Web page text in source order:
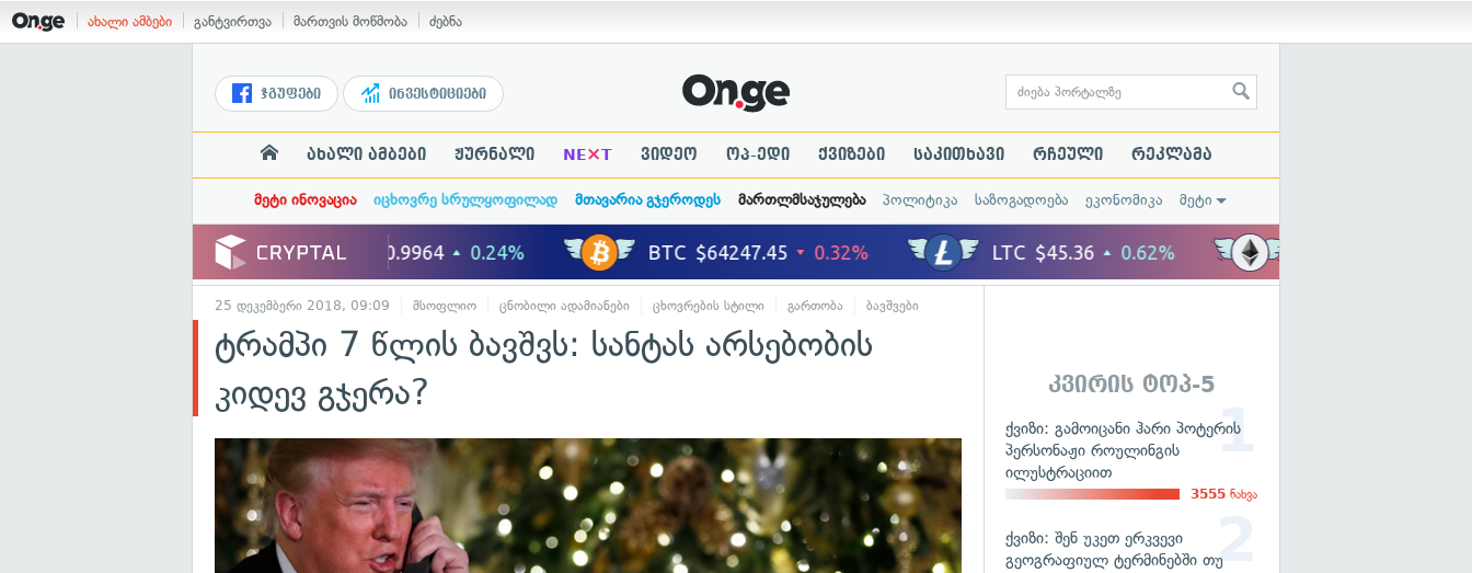
ახალი ამბები განტვირთვა მართვის მოწმობა ძებნა
ჯგუფები ინვესტიციები
ახალი ამბები ჟურნალი NE×T ვიდეო ოპ-ედი ქვიზები საკითხავი რჩეული რეკლამა
მეტი ინოვაცია იცხოვრე სრულყოფილად მთავარია გჯეროდეს მართლმსაჯულება პოლიტიკა საზოგადოება ეკონომიკა მეტი
25 დეკემბერი 2018, 09:09 მსოფლიო ცნობილი ადამიანები ცხოვრების სტილი გართობა ბავშვები
ტრამპი 7 წლის ბავშვს: სანტას არსებობის
კიდევ გჯერა?
კვირის ტოპ-5
ქვიზი: გამოიცანი ჰარი პოტერის
პერსონაჟი როულინგის
ილუსტრაციით
3555 ნახვა
ქვიზი: შენ უკეთ ერკვევი
გეოგრაფიულ ტერმინებში თუ